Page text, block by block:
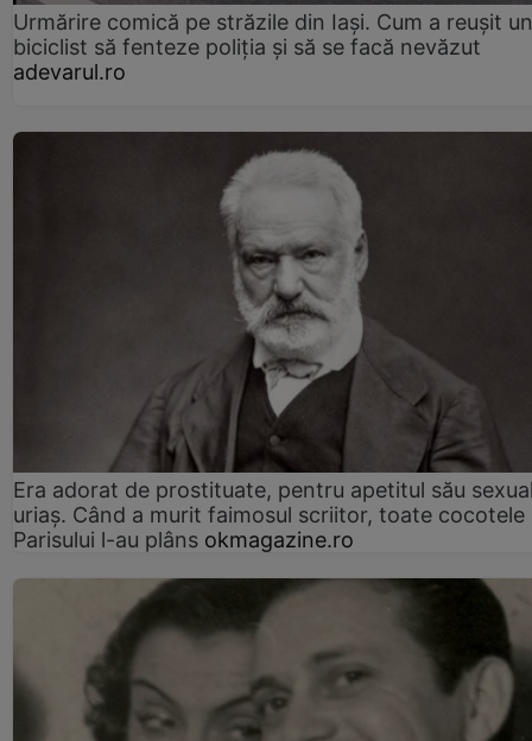
Urmărire comică pe străzile din Iași. Cum a reușit un
biciclist să fenteze poliția și să se facă nevăzut
adevarul.ro
Era adorat de prostituate, pentru apetitul său
uriaș. Când a murit faimosul scriitor, toate cocotele
Parisului l-au plâns okmagazine.ro